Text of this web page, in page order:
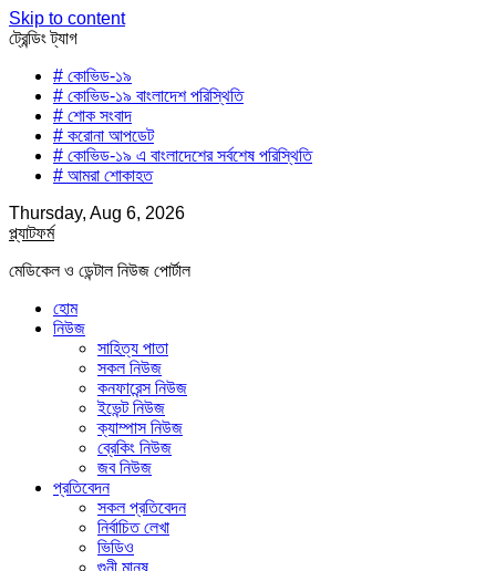
Skip to content
ট্রেন্ডিং ট্যাগ
# কোভিড-১৯
# কোভিড-১৯ বাংলাদেশ পরিস্থিতি
# শোক সংবাদ
# করোনা আপডেট
# কোভিড-১৯ এ বাংলাদেশের সর্বশেষ পরিস্থিতি
# আমরা শোকাহত
Thursday, Aug 6, 2026
প্ল্যাটফর্ম
মেডিকেল ও ডেন্টাল নিউজ পোর্টাল
হোম
নিউজ
সাহিত্য পাতা
সকল নিউজ
কনফারেন্স নিউজ
ইভেন্ট নিউজ
ক্যাম্পাস নিউজ
ব্রেকিং নিউজ
জব নিউজ
প্রতিবেদন
সকল প্রতিবেদন
নির্বাচিত লেখা
ভিডিও
গুনী মানুষ